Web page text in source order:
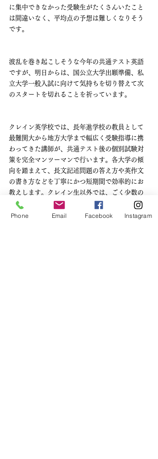
に集中できなかった受験生がたくさんいたこと
は間違いなく、平均点の予想は難しくなりそう
です。
波乱を巻き起こしそうな今年の共通テスト英語
ですが、明日からは、国公立大学出願準備、私
立大学一般入試に向けて気持ちを切り替えて次
のスタートを切れることを祈っています。
クレイン英学校では、長年進学校の教員として
最難関大から地方大学まで幅広く受験指導に携
わってきた講師が、共通テスト後の個別試験対
策を完全マンツーマンで行います。各大学の傾
向を踏まえて、長文記述問題の答え方や英作文
の書き方などを丁寧にかつ短期間で効率的にお
教えします。クレイン生以外では、ごく少数の
みの対応となるため、個別試験の英語に不安な
方は、ぜひお早めに こちらからお問い合わせく
Phone Email Facebook Instagram